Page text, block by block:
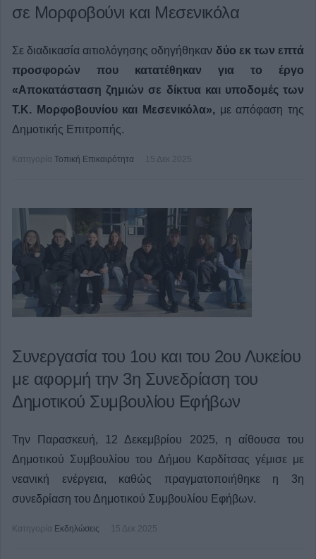
σε Μορφοβούνι και Μεσενικόλα
Σε διαδικασία αιτιολόγησης οδηγήθηκαν δύο εκ των επτά
προσφορών που κατατέθηκαν για το έργο
«Αποκατάσταση ζημιών σε δίκτυα και υποδομές των
Τ.Κ. Μορφοβουνίου και Μεσενικόλα», με απόφαση της
Δημοτικής Επιτροπής.
Κατηγορία Τοπική Επικαιρότητα 15 Δεκ 2025
Συνεργασία του 1ου και του 2ου Λυκείου
με αφορμή την 3η Συνεδρίαση του
Δημοτικού Συμβουλίου Εφήβων
Την Παρασκευή, 12 Δεκεμβρίου 2025, η αίθουσα του
Δημοτικού Συμβουλίου του Δήμου Καρδίτσας γέμισε με
νεανική ενέργεια, καθώς πραγματοποιήθηκε η 3η
συνεδρίαση του Δημοτικού Συμβουλίου Εφήβων.
Κατηγορία Εκδηλώσεις 15 Δεκ 2025